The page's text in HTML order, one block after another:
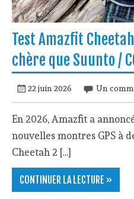
Test Amazfit
chère que Suunto /
22 juin 2026 Un
En 2026, Amazfit a
nouvelles montres GPS à
Cheetah 2 […]
CONTINUER LA LECTURE »